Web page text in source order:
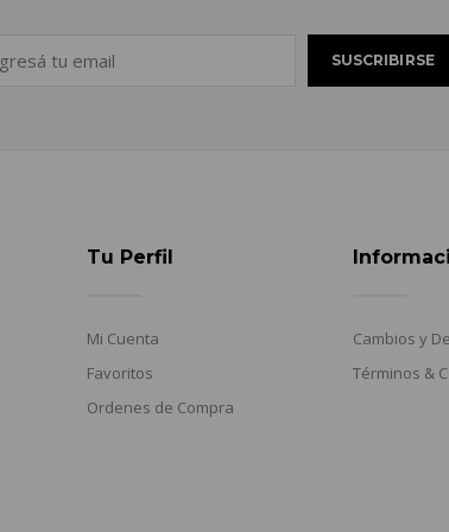
Tu Perfil
Mi Cuenta
Favoritos
Ordenes de Compra
Cambios y
Términos &